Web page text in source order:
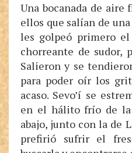
Una bocanada de aire
ellos que salían de
les golpeó primero
chorreante de sudor,
Salieron y se
para poder oír los
acaso. Sevo’í se
en el hálito frío de la
abajo, junto con la de
prefirió sufrir el